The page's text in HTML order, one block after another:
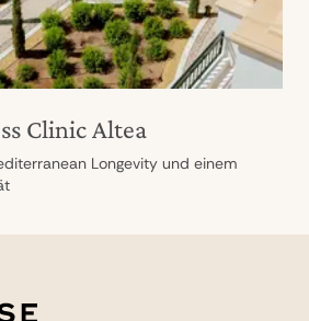
Clinic Altea
Longevity und einem